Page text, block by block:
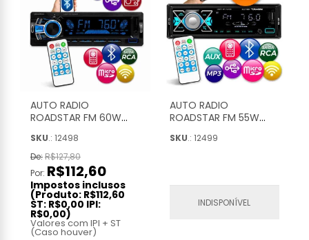
AUTO RADIO
ROADSTAR FM 60W
SKU.: 12498
De:R$127,80
Por: R$112,60
Impostos inclusos
(Produto: R$112,60
ST: R$0,00 IPI:
R$0,00)
Valores com IPI + ST
(Caso houver)
AUTO RADIO
ROADSTAR FM 55W
SKU.: 12499
INDISPONÍVEL